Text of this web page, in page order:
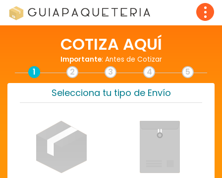
COTIZA AQUÍ
Importante: Antes de Cotizar
1 2 3 4 5
Selecciona tu tipo de Envío